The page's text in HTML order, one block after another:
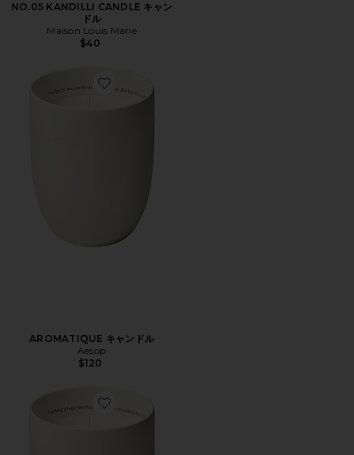
NO.05 KANDILLI CANDLE キャン
ドル
Maison Louis Marie
$40
Favorite AROMATIQUE キャンドル
AROMATIQUE キャンドル
Aesop
$120
Favorite AROMATIQUE キャンドル